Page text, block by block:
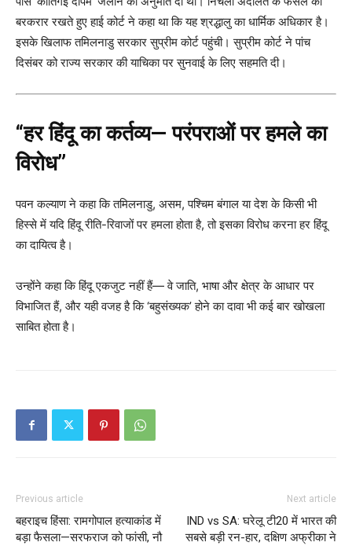
बरकरार रखते हुए हाई कोर्ट ने कहा था कि यह श्रद्धालु का धार्मिक अधिकार है।
इसके खिलाफ तमिलनाडु सरकार सुप्रीम कोर्ट पहुंची। सुप्रीम कोर्ट ने पांच
दिसंबर को राज्य सरकार की याचिका पर सुनवाई के लिए सहमति दी।
“हर हिंदू का कर्तव्य— परंपराओं पर हमले का
विरोध”
पवन कल्याण ने कहा कि तमिलनाडु, असम, पश्चिम बंगाल या देश के किसी भी
हिस्से में यदि हिंदू रीति-रिवाजों पर हमला होता है, तो इसका विरोध करना हर हिंदू
का दायित्व है।
उन्होंने कहा कि हिंदू एकजुट नहीं हैं— वे जाति, भाषा और क्षेत्र के आधार पर
विभाजित हैं, और यही वजह है कि ‘बहुसंख्यक’ होने का दावा भी कई बार खोखला
साबित होता है।
Previous article
बहराइच हिंसा: रामगोपाल हत्याकांड में
बड़ा फैसला—सरफराज को फांसी, नौ
Next article
IND vs SA: घरेलू टी20 में भारत की
सबसे बड़ी रन-हार, दक्षिण अफ्रीका ने